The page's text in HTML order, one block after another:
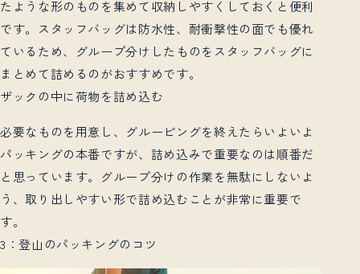
たような形のものを集めて収納しやすくしておくと便利
です。 スタッフバッグは防水性、耐衝撃性の面でも優れ
ているため、グループ分けしたものをスタッフバッグに
まとめて詰めるのがおすすめです。
ザックの中に荷物を詰め込む
必要なものを用意し、グルーピングを終えたらいよいよ
パッキングの本番ですが、詰め込みで重要なのは順番だ
と思っています。グループ分けの作業を無駄にしないよ
う、取り出しやすい形で詰め込むことが非常に重要で
す。
3 ：登山のパッキングのコツ